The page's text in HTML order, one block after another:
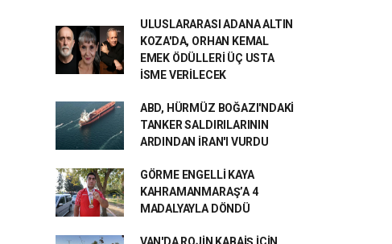
ULUSLARARASI ADANA ALTIN
KOZA'DA, ORHAN KEMAL
EMEK ÖDÜLLERİ ÜÇ USTA
İSME VERİLECEK
ABD, HÜRMÜZ BOĞAZI'NDAKİ
TANKER SALDIRILARININ
ARDINDAN İRAN'I VURDU
GÖRME ENGELLİ KAYA
KAHRAMANMARAŞ’A 4
MADALYAYLA DÖNDÜ